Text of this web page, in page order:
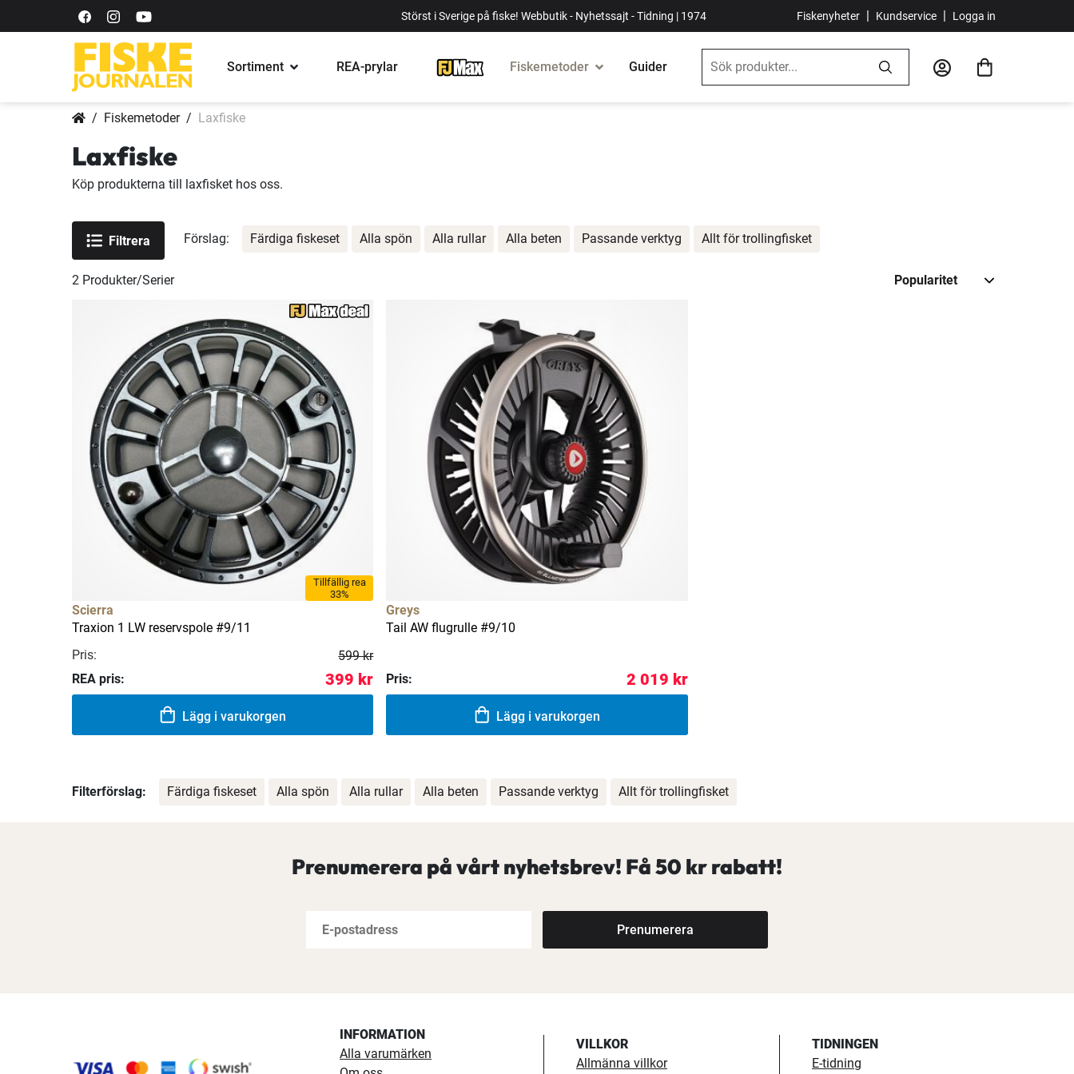
Störst i Sverige på fiske! Webbutik - Nyhetssajt - Tidning | 1974 Fiskenyheter | Kundservice | Logga in
Sortiment REA-prylar Fiskemetoder Guider
Fiskemetoder Laxfiske
Laxfiske
Köp produkterna till laxfisket hos oss.
2 Produkter/Serier
Tillfällig rea
33%
Scierra
Traxion 1 LW reservspole #9/11
Pris:
599 kr
REA pris:
399 kr
Lägg i varukorgen
Greys
Tail AW flugrulle #9/10
Pris: 2 019 kr
Lägg i varukorgen
Filtrera Förslag: Färdiga fiskeset Alla spön Alla rullar Alla beten Passande verktyg Allt för trollingfisket
Filterförslag: Färdiga fiskeset Alla spön Alla rullar Alla beten Passande verktyg Allt för trollingfisket
Prenumerera på vårt nyhetsbrev! Få50 kr rabatt!
Prenumerera
INFORMATION
Alla varumärken
VILLKOR
Allmänna villkor
TIDNINGEN
E-tidning